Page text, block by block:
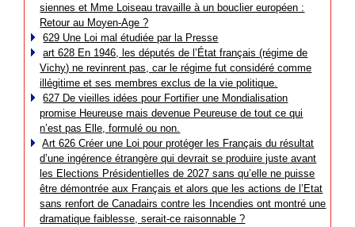
siennes et Mme Loiseau travaille à un bouclier européen :
Retour au Moyen-Age ?
629 Une Loi mal étudiée par la Presse
art 628 En 1946, les députés de l’État français (régime de
Vichy) ne revinrent pas, car le régime fut considéré comme
illégitime et ses membres exclus de la vie politique.
627 De vieilles idées pour Fortifier une Mondialisation
promise Heureuse mais devenue Peureuse de tout ce qui
n’est pas Elle, formulé ou non.
Art 626 Créer une Loi pour protéger les Français du résultat
d’une ingérence étrangère qui devrait se produire juste avant
les Elections Présidentielles de 2027 sans qu’elle ne puisse
être démontrée aux Français et alors que les actions de l’Etat
sans renfort de Canadairs contre les Incendies ont montré une
dramatique faiblesse, serait-ce raisonnable ?